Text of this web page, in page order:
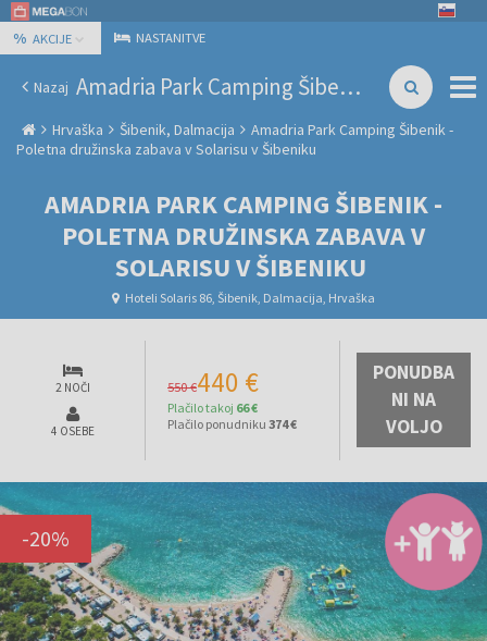
% AKCIJE NASTANITVE
Nazaj Amadria Park Camping Šibenik - Poletna družinska zabava v Solarisu v Šibeniku
Hrvaška Šibenik, Dalmacija
Amadria Park Camping Šibenik -
Poletna družinska zabava v Solarisu v Šibeniku
AMADRIA PARK CAMPING ŠIBENIK -
POLETNA DRUŽINSKA ZABAVA V
SOLARISU V ŠIBENIKU
Hoteli Solaris 86, Šibenik, Dalmacija, Hrvaška
2 NOČI
4 OSEBE
550 €440 €
Plačilo takoj 66 €
Plačilo ponudniku 374 €
PONUDBA
NI NA
VOLJO
-20%